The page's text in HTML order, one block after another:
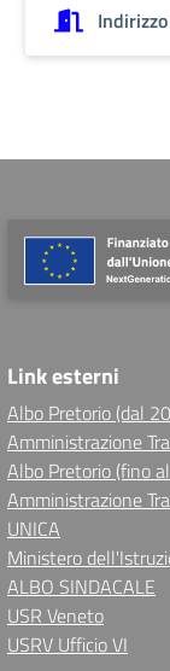
Indirizzo
Link esterni
Albo Pretorio (dal
Amministrazione
Albo Pretorio (fino
Amministrazione
UNICA
Ministero
ALBO SINDACALE
USR Veneto
USRV Ufficio VI